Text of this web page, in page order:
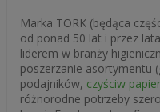
Marka TORK (będąca
od ponad 50 lat i przez
liderem w branży
poszerzanie asortymentu
podajników, czyściw
różnorodne potrzeby